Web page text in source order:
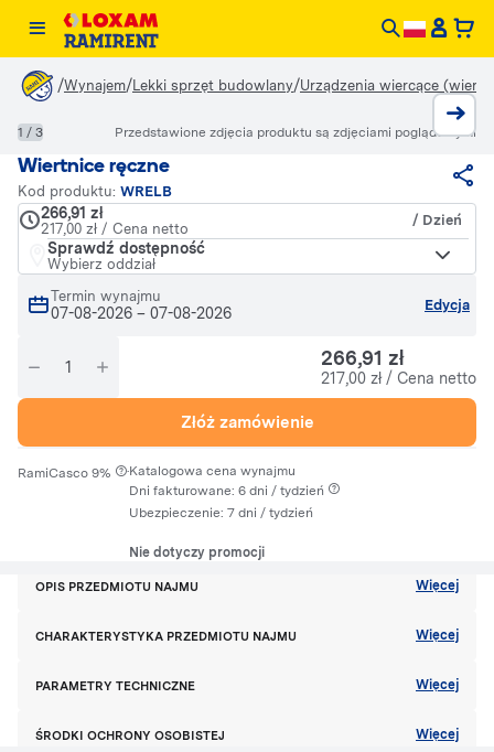
/Wynajem/Lekki sprzęt budowlany/Urządzenia wiercące
Wiertnice ręczne
Kod produktu: WRELB
266,91 zł
217,00 zł / Cena netto
/ Dzień
Sprawdź dostępność
Wybierz oddział
Termin wynajmu
07-08-2026 – 07-08-2026 Edycja
266,91 zł
217,00 zł / Cena netto
Złóż zamówienie
RamiCasco 9% ·Katalogowa cena wynajmu
Dni fakturowane: 6 dni / tydzień
Ubezpieczenie: 7 dni / tydzień
Nie dotyczy promocji
1 / 3 Przedstawione zdjęcia produktu są zdjęciami poglądowymi
OPIS PRZEDMIOTU NAJMU Więcej
CHARAKTERYSTYKA PRZEDMIOTU NAJMU Więcej
PARAMETRY TECHNICZNE Więcej
ŚRODKI OCHRONY OSOBISTEJ Więcej